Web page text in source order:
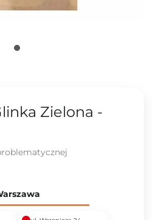
Zielona -